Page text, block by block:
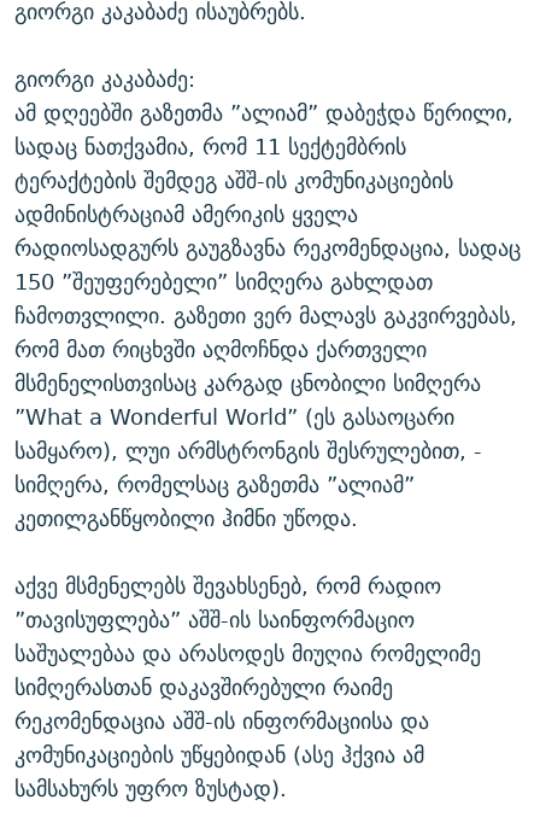
გიორგი კაკაბაძე ისაუბრებს.
გიორგი კაკაბაძე:
ამ დღეებში გაზეთმა ”ალიამ” დაბეჭდა წერილი,
სადაც ნათქვამია, რომ 11 სექტემბრის
ტერაქტების შემდეგ აშშ-ის კომუნიკაციების
ადმინისტრაციამ ამერიკის ყველა
რადიოსადგურს გაუგზავნა რეკომენდაცია, სადაც
150 ”შეუფერებელი” სიმღერა გახლდათ
ჩამოთვლილი. გაზეთი ვერ მალავს გაკვირვებას,
რომ მათ რიცხვში აღმოჩნდა ქართველი
მსმენელისთვისაც კარგად ცნობილი სიმღერა
”What a Wonderful World” (ეს გასაოცარი
სამყარო), ლუი არმსტრონგის შესრულებით, -
სიმღერა, რომელსაც გაზეთმა ”ალიამ”
კეთილგანწყობილი ჰიმნი უწოდა.
აქვე მსმენელებს შევახსენებ, რომ რადიო
”თავისუფლება” აშშ-ის საინფორმაციო
საშუალებაა და არასოდეს მიუღია რომელიმე
სიმღერასთან დაკავშირებული რაიმე
რეკომენდაცია აშშ-ის ინფორმაციისა და
კომუნიკაციების უწყებიდან (ასე ჰქვია ამ
სამსახურს უფრო ზუსტად).